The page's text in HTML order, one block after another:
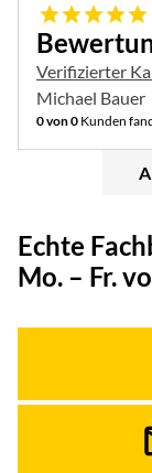
5 von 5
Verifizierter
Michael Bauer
0 von 0 Kunden
Echte
Mo. – Fr.